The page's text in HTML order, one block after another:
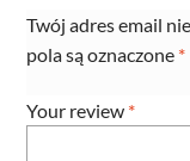
Twój adres email
pola są oznaczone *
Your review *